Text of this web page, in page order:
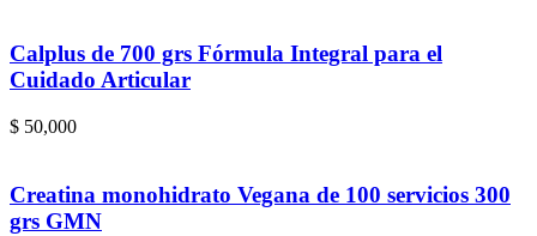
Calplus de 700 grs Fórmula Integral para el
Cuidado Articular
$ 50,000
Creatina monohidrato Vegana de 100 servicios 300
grs GMN